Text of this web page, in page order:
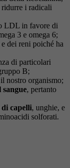
i radicali
LDL in favore di
3 e omega 6;
dei reni poiché ha
di particolari
B;
nostro organismo;
, pertanto
di capelli, unghie, e
solforati.